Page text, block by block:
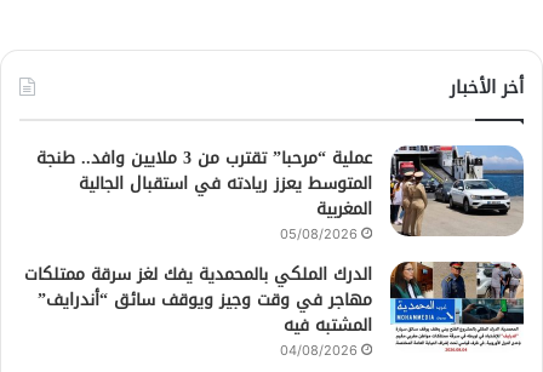
أخر الأخبار
عملية “مرحبا” تقترب من 3 ملايين وافد.. طنجة
المتوسط يعزز ريادته في استقبال الجالية
المغربية
05/08/2026
الدرك الملكي بالمحمدية يفك لغز سرقة ممتلكات
مهاجر في وقت وجيز ويوقف سائق “أندرايف”
المشتبه فيه
04/08/2026